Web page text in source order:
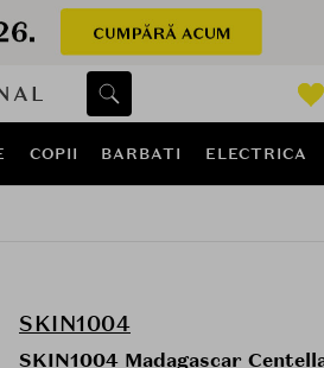
COPII BARBATI ELECTRICA
SKIN1004
SKIN1004 Madagascar